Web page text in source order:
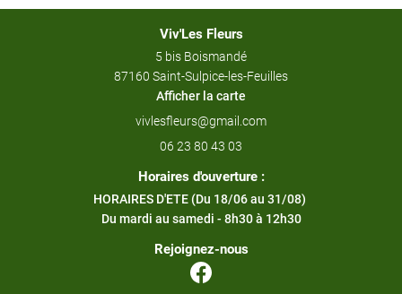
Viv'Les Fleurs
5 bis Boismandé
87160 Saint-Sulpice-les-Feuilles
Afficher la carte
06 23 80 43 03
Horaires d'ouverture :
HORAIRES D'ETE (Du 18/06 au 31/08)
Du mardi au samedi - 8h30 à 12h30
Rejoignez-nous